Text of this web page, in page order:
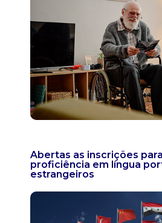
Abertas as inscrições
proficiência em língua
estrangeiros